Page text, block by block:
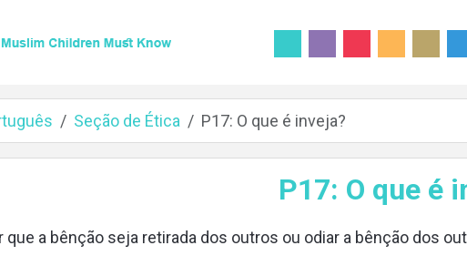
Seção de Ética P17: O que é inveja?
P17: O que é
que a bênção seja retirada dos outros ou odiar a bênção dos